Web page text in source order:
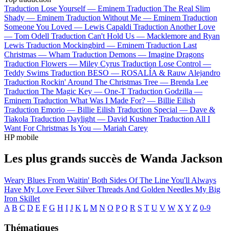
Traduction Lose Yourself — Eminem Traduction The Real Slim
Shady — Eminem Traduction Without Me — Eminem Traduction
Someone You Loved — Lewis Capaldi Traduction Another Love
— Tom Odell Traduction Can't Hold Us — Macklemore and Ryan
Lewis Traduction Mockingbird — Eminem Traduction Last
Christmas — Wham Traduction Demons — Imagine Dragons
Traduction Flowers — Miley Cyrus Traduction Lose Control —
Teddy Swims Traduction BESO — ROSALÍA & Rauw Alejandro
Traduction Rockin' Around The Christmas Tree — Brenda Lee
Traduction The Magic Key — One-T Traduction Godzilla —
Eminem Traduction What Was I Made For? — Billie Eilish
Traduction Emorio — Billie Eilish Traduction Special — Dave &
Tiakola Traduction Daylight — David Kushner Traduction All I
Want For Christmas Is You — Mariah Carey
HP mobile
Les plus grands succès de Wanda Jackson
Weary Blues From Waitin' Both Sides Of The LineYou'll Always
Have My Love Fever Silver Threads And Golden Needles My Big
Iron Skillet
A B C D E F G H I J K L M N O P Q R S T U V W X Y Z 0-9
Thématiques